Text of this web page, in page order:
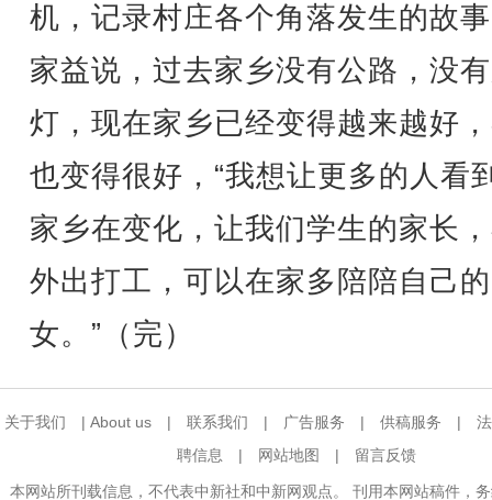
机，记录村庄各个角落发生的故
家益说，过去家乡没有公路，没
灯，现在家乡已经变得越来越好
也变得很好，“我想让更多的人看
家乡在变化，让我们学生的家长
外出打工，可以在家多陪陪自己
女。”（完）
关于我们 | About us | 联系我们 | 广告服务 | 供稿服务 |
聘信息 | 网站地图 | 留言反馈
本网站所刊载信息，不代表中新社和中新网观点。 刊用本网站稿件，